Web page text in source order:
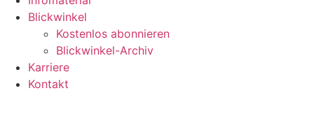
Blickwinkel
Kostenlos abonnieren
Blickwinkel-Archiv
Karriere
Kontakt